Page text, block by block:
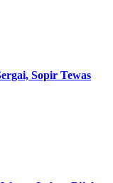
Sopir Tewas